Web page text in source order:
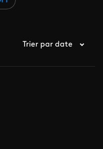
Trier par date